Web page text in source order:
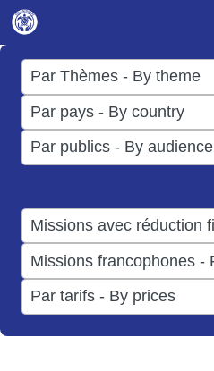
Aller
au
contenu
Par Thèmes - By theme
17
results
available
Par pays - By country
50
results
available
Par publics - By audience
results
result
available
result
available
Par tarifs - By prices
results
available